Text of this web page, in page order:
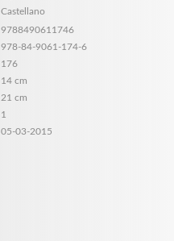
Castellano
9788490611746
978-84-9061-174-6
176
14 cm
21 cm
1
05-03-2015